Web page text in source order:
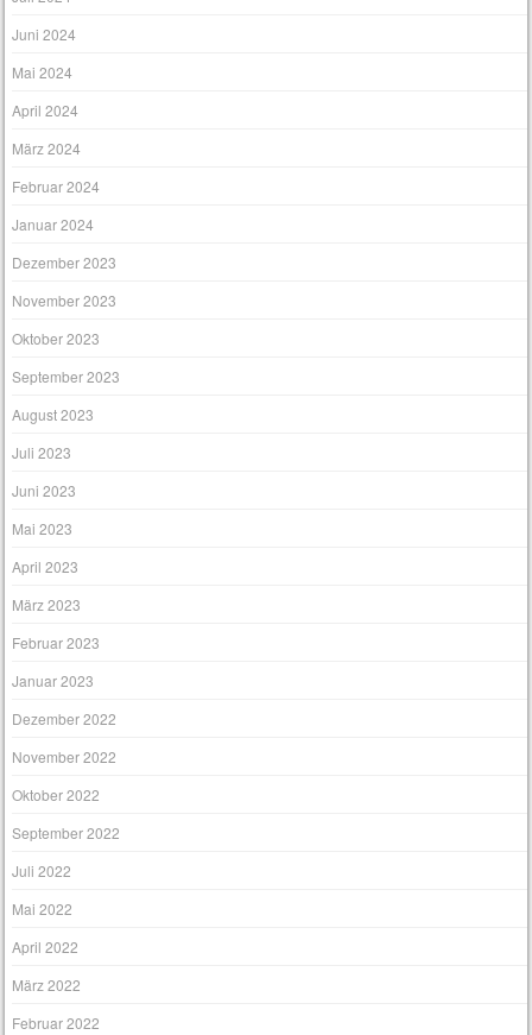
Juni 2024
Mai 2024
April 2024
März 2024
Februar 2024
Januar 2024
Dezember 2023
November 2023
Oktober 2023
September 2023
August 2023
Juli 2023
Juni 2023
Mai 2023
April 2023
März 2023
Februar 2023
Januar 2023
Dezember 2022
November 2022
Oktober 2022
September 2022
Juli 2022
Mai 2022
April 2022
März 2022
Februar 2022